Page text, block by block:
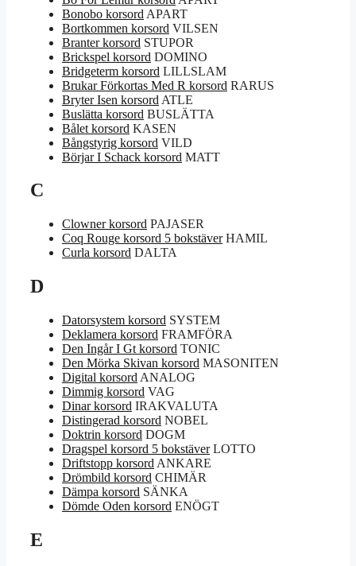
Bonobo korsord APART
Bortkommen korsord VILSEN
Branter korsord STUPOR
Brickspel korsord DOMINO
Bridgeterm korsord LILLSLAM
Brukar Förkortas Med R korsord RARUS
Bryter Isen korsord ATLE
Buslätta korsord BUSLÄTTA
Bålet korsord KASEN
Bångstyrig korsord VILD
Börjar I Schack korsord MATT
C
Clowner korsord PAJASER
Coq Rouge korsord 5 bokstäver HAMIL
Curla korsord DALTA
D
Datorsystem korsord SYSTEM
Deklamera korsord FRAMFÖRA
Den Ingår I Gt korsord TONIC
Den Mörka Skivan korsord MASONITEN
Digital korsord ANALOG
Dimmig korsord VAG
Dinar korsord IRAKVALUTA
Distingerad korsord NOBEL
Doktrin korsord DOGM
Dragspel korsord 5 bokstäver LOTTO
Driftstopp korsord ANKARE
Drömbild korsord CHIMÄR
Dämpa korsord SÄNKA
Dömde Oden korsord ENÖGT
E